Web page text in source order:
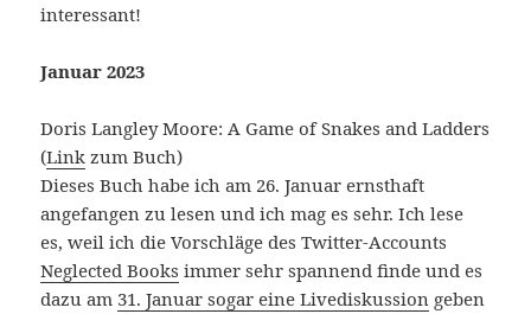
interessant!
Januar 2023
Doris Langley Moore: A Game of Snakes and Ladders
(Link zum Buch)
Dieses Buch habe ich am 26. Januar ernsthaft
angefangen zu lesen und ich mag es sehr. Ich lese
es, weil ich die Vorschläge des Twitter-Accounts
Neglected Books immer sehr spannend finde und es
dazu am 31. Januar sogar eine Livediskussion geben